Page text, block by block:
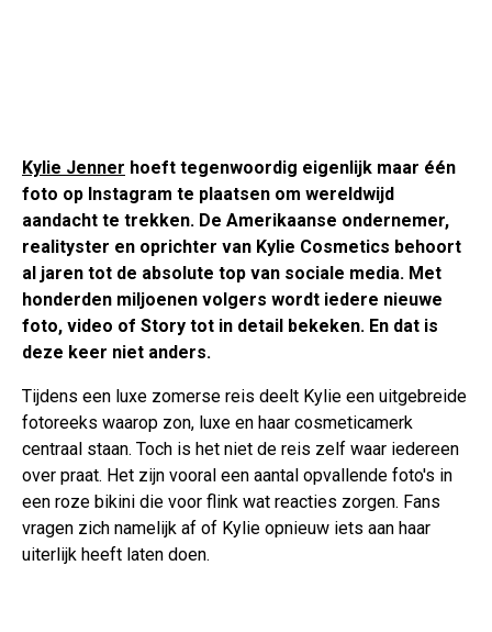
Kylie Jenner hoeft tegenwoordig eigenlijk maar één
foto op Instagram te plaatsen om wereldwijd
aandacht te trekken. De Amerikaanse ondernemer,
realityster en oprichter van Kylie Cosmetics behoort
al jaren tot de absolute top van sociale media. Met
honderden miljoenen volgers wordt iedere nieuwe
foto, video of Story tot in detail bekeken. En dat is
deze keer niet anders.
Tijdens een luxe zomerse reis deelt Kylie een uitgebreide
fotoreeks waarop zon, luxe en haar cosmeticamerk
centraal staan. Toch is het niet de reis zelf waar iedereen
over praat. Het zijn vooral een aantal opvallende foto's in
een roze bikini die voor flink wat reacties zorgen. Fans
vragen zich namelijk af of Kylie opnieuw iets aan haar
uiterlijk heeft laten doen.